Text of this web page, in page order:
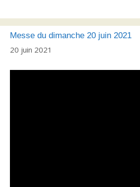
Messe du dimanche 20 juin 2021
20 juin 2021